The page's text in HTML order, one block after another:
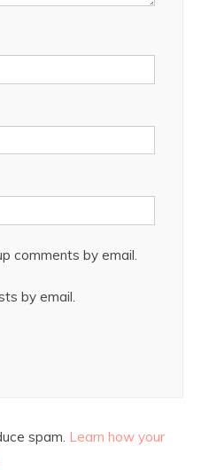
comments by email.
by email.
spam. Learn how your